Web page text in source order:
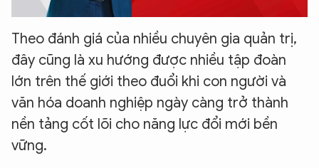
Theo đánh giá của nhiều chuyên gia quản trị,
đây cũng là xu hướng được nhiều tập đoàn
lớn trên thế giới theo đuổi khi con người và
văn hóa doanh nghiệp ngày càng trở thành
nền tảng cốt lõi cho năng lực đổi mới bền
vững.
Hãy hỏi tôi bất kỳ điều gì bạn cần biết về
An Ninh Thủ Đô nhé. Tôi sẵn sàng hỗ trợ!